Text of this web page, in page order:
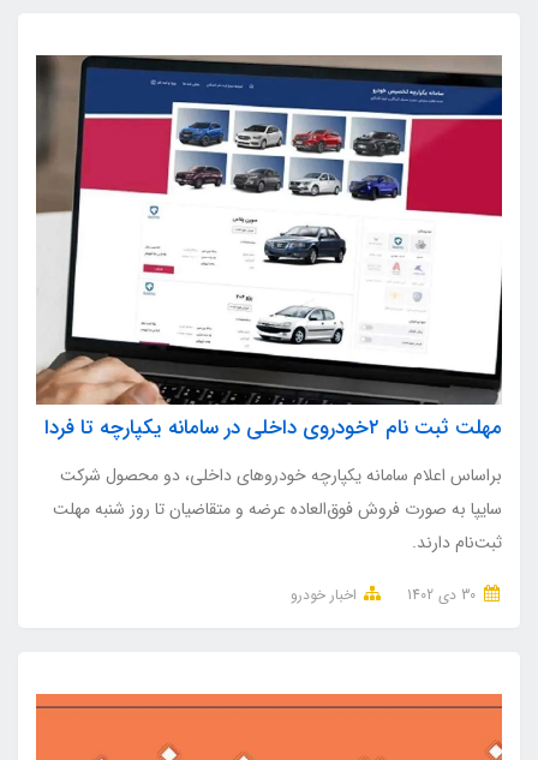
مهلت ثبت نام ۲خودروی داخلی در سامانه یکپارچه تا فردا
براساس اعلام سامانه یکپارچه خودروهای داخلی، دو محصول شرکت
سایپا به صورت فروش فوق‌العاده عرضه و متقاضیان تا روز شنبه مهلت
ثبت‌نام دارند.
اخبار خودرو